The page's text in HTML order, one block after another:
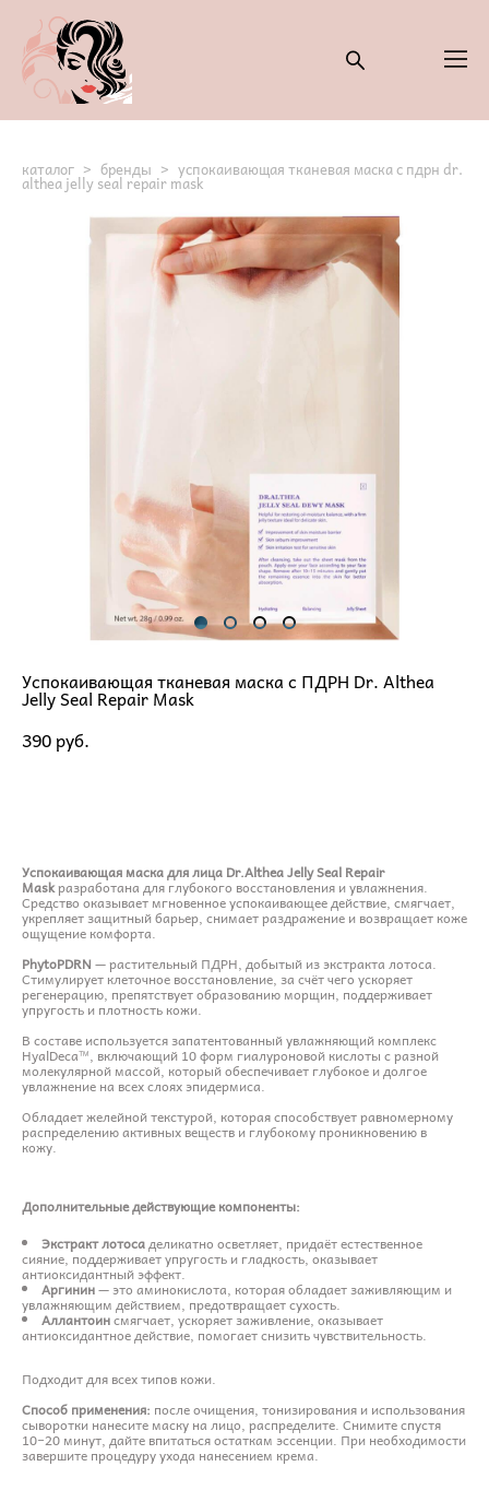
каталог > бренды > успокаивающая тканевая маска с пдрн dr.
althea jelly seal repair mask
Успокаивающая тканевая маска с ПДРН Dr. Althea
Jelly Seal Repair Mask
390 pуб.
Успокаивающая маска для лица Dr.Althea Jelly Seal Repair
Maskразработана для глубокого восстановления и увлажнения.
Средство оказывает мгновенное успокаивающее действие, смягчает,
укрепляет защитный барьер, снимает раздражение и возвращает коже
ощущение комфорта.
PhytoPDRN — растительный ПДРН, добытый из экстракта лотоса.
Стимулирует клеточное восстановление, за счёт чего ускоряет
регенерацию, препятствует образованию морщин, поддерживает
упругость и плотность кожи.
В составе используется запатентованный увлажняющий комплекс
HyalDeca™, включающий 10 форм гиалуроновой кислоты с разной
молекулярной массой, который обеспечивает глубокое и долгое
увлажнение на всех слоях эпидермиса.
Обладает желейной текстурой, которая способствует равномерному
распределению активных веществ и глубокому проникновению в
кожу.
Дополнительные действующие компоненты:
Экстракт лотосаделикатно осветляет, придаёт естественное
сияние, поддерживает упругость и гладкость, оказывает
антиоксидантный эффект.
Аргинин— это аминокислота, которая обладает заживляющим и
увлажняющим действием, предотвращает сухость.
Аллантоинсмягчает, ускоряет заживление, оказывает
антиоксидантное действие, помогает снизить чувствительность.
Подходит для всех типов кожи.
Способ применения: после очищения, тонизирования и использования
сыворотки нанесите маску на лицо, распределите. Снимите спустя
10−20 минут, дайте впитаться остаткам эссенции. При необходимости
завершите процедуру ухода нанесением крема.